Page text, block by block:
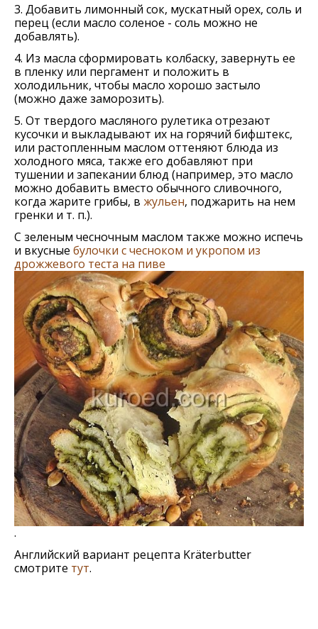
3. Добавить лимонный сок, мускатный орех, соль и
перец (если масло соленое - соль можно не
добавлять).
4. Из масла сформировать колбаску, завернуть ее
в пленку или пергамент и положить в
холодильник, чтобы масло хорошо застыло
(можно даже заморозить).
5. От твердого масляного рулетика отрезают
кусочки и выкладывают их на горячий бифштекс,
или растопленным маслом оттеняют блюда из
холодного мяса, также его добавляют при
тушении и запекании блюд (например, это масло
можно добавить вместо обычного сливочного,
когда жарите грибы, в жульен, поджарить на нем
гренки и т. п.).
С зеленым чесночным маслом также можно испечь
и вкусные булочки с чесноком и укропом из
дрожжевого теста на пиве
.
Английский вариант рецепта Kräterbutter
смотрите тут.